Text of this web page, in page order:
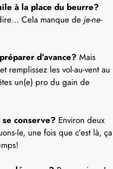
à la place du beurre?
Cela manque de je-ne-
d’avance? Mais
remplissez les vol-au-vent au
un(e) pro du gain de
conserve? Environ deux
le, une fois que c’est là, ça